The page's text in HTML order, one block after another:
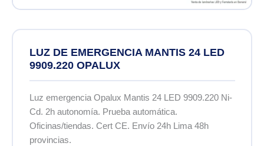
LUZ DE EMERGENCIA MANTIS 24 LED
9909.220 OPALUX
Luz emergencia Opalux Mantis 24 LED 9909.220 Ni-
Cd. 2h autonomía. Prueba automática.
Oficinas/tiendas. Cert CE. Envío 24h Lima 48h
provincias.